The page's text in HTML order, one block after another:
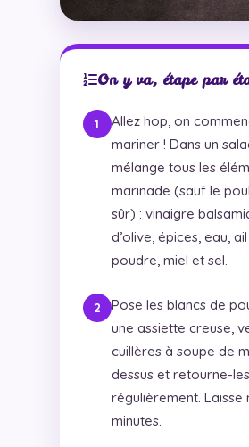
On y va, étape par
Allez hop, on
mariner ! Dans un
mélange tous les
marinade (sauf le
sûr) : vinaigre
d’olive, épices, eau,
poudre, miel et sel.
Pose les blancs de
une assiette creuse,
cuillères à soupe de
dessus et retourne-les
régulièrement. Laisse
minutes.